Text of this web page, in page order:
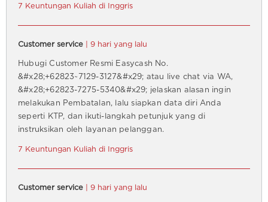
7 Keuntungan Kuliah di Inggris
Customer service | 9 hari yang lalu
Hubugi Customer Resmi Easycash No.
&#x28;+62823~7129-3127&#x29; atau live chat via WA,
&#x28;+62823-7275-5340&#x29; jelaskan alasan ingin
melakukan Pembatalan, lalu siapkan data diri Anda
seperti KTP, dan ikuti-langkah petunjuk yang di
instruksikan oleh layanan pelanggan.
7 Keuntungan Kuliah di Inggris
Customer service | 9 hari yang lalu